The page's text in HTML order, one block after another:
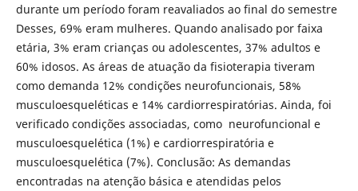
durante um período foram reavaliados ao final do semestre
Desses, 69% eram mulheres. Quando analisado por faixa
etária, 3% eram crianças ou adolescentes, 37% adultos e
60% idosos. As áreas de atuação da fisioterapia tiveram
como demanda 12% condições neurofuncionais, 58%
musculoesqueléticas e 14% cardiorrespiratórias. Ainda, foi
verificado condições associadas, como neurofuncional e
musculoesquelética (1%) e cardiorrespiratória e
musculoesquelética (7%). Conclusão: As demandas
encontradas na atenção básica e atendidas pelos